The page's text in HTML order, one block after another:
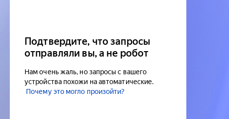
Подтвердите, что запросы
отправляли вы, а не робот
Нам очень жаль, но запросы с вашего
устройства похожи на автоматические.
Почему это могло произойти?